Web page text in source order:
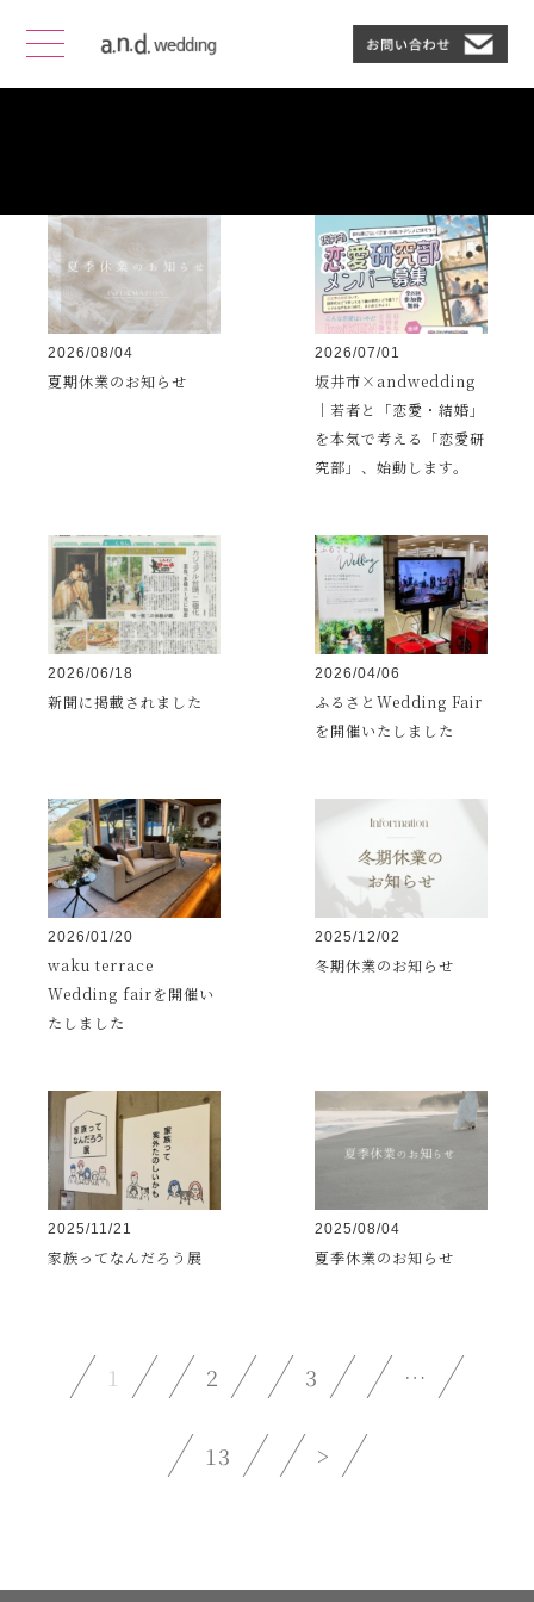
2026/08/04
夏期休業のお知らせ
2026/07/01
坂井市×andwedding
｜若者と「恋愛・結婚」
を本気で考える「恋愛研
究部」、始動します。
2026/06/18
新聞に掲載されました
2026/04/06
ふるさとWedding Fair
を開催いたしました
2026/01/20
waku terrace
Wedding fairを開催い
たしました
2025/12/02
冬期休業のお知らせ
2025/11/21
家族ってなんだろう展
2025/08/04
夏季休業のお知らせ
1 2 3 …
13 >